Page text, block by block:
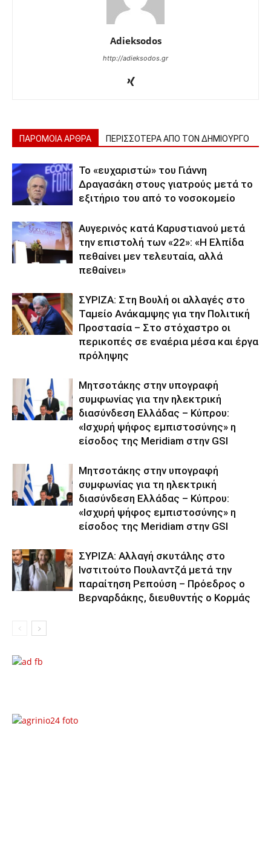
Adieksodos
http://adieksodos.gr
ΠΑΡΟΜΟΙΑ ΑΡΘΡΑ ΠΕΡΙΣΣΟΤΕΡΑ ΑΠΟ ΤΟΝ ΔΗΜΙΟΥΡΓΟ
Το «ευχαριστώ» του Γιάννη
Δραγασάκη στους γιατρούς μετά το
εξιτήριο του από το νοσοκομείο
Αυγερινός κατά Καρυστιανού μετά
την επιστολή των «22»: «Η Ελπίδα
πεθαίνει μεν τελευταία, αλλά
πεθαίνει»
ΣΥΡΙΖΑ: Στη Βουλή οι αλλαγές στο
Ταμείο Ανάκαμψης για την Πολιτική
Προστασία – Στο στόχαστρο οι
περικοπές σε εναέρια μέσα και έργα
πρόληψης
Μητσοτάκης στην υπογραφή
συμφωνίας για την ηλεκτρική
διασύνδεση Ελλάδας – Κύπρου:
«Ισχυρή ψήφος εμπιστοσύνης» η
είσοδος της Meridiam στην GSI
Μητσοτάκης στην υπογραφή
συμφωνίας για τη ηλεκτρική
διασύνδεση Ελλάδας – Κύπρου:
«Ισχυρή ψήφος εμπιστοσύνης» η
είσοδος της Meridiam στην GSI
ΣΥΡΙΖΑ: Αλλαγή σκυτάλης στο
Ινστιτούτο Πουλαντζά μετά την
παραίτηση Ρεπούση – Πρόεδρος ο
Βερναρδάκης, διευθυντής ο Κορμάς